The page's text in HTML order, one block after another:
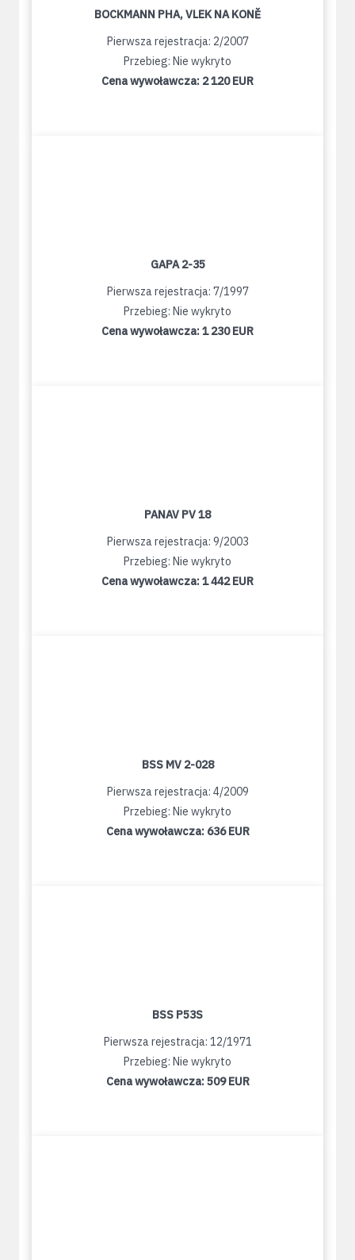
BOCKMANN PHA, VLEK NA KONĚ
Pierwsza rejestracja: 2/2007
Przebieg: Nie wykryto
Cena wywoławcza: 2 120 EUR
GAPA 2-35
Pierwsza rejestracja: 7/1997
Przebieg: Nie wykryto
Cena wywoławcza:1 230 EUR
PANAV PV 18
Pierwsza rejestracja: 9/2003
Przebieg: Nie wykryto
Cena wywoławcza:1 442 EUR
BSS MV 2-028
Pierwsza rejestracja: 4/2009
Przebieg: Nie wykryto
Cena wywoławcza: 636 EUR
BSS P53S
Pierwsza rejestracja: 12/1971
Przebieg: Nie wykryto
Cena wywoławcza:509 EUR